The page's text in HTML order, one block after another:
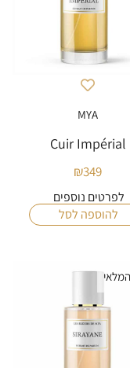
MYA
Cuir Impérial
₪349
לפרטים נוספים
להוספה לסל